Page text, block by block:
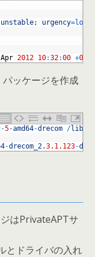
unstable; urgency=low
Apr 2012 10:32:00 +0900
ッケージを作成
-5-amd64-drecom /lib
-drecom_2.3.1.123-
はPrivateAPTサ
とドライバの入れ